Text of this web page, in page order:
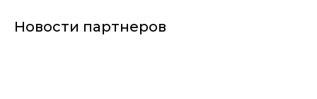
Новости партнеров